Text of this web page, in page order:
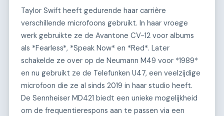
Taylor Swift heeft gedurende haar carrière
verschillende microfoons gebruikt. In haar vroege
werk gebruikte ze de Avantone CV-12 voor albums
als *Fearless*, *Speak Now* en *Red*. Later
schakelde ze over op de Neumann M49 voor *1989*
en nu gebruikt ze de Telefunken U47, een veelzijdige
microfoon die ze al sinds 2019 in haar studio heeft.
De Sennheiser MD421 biedt een unieke mogelijkheid
om de frequentierespons aan te passen via een